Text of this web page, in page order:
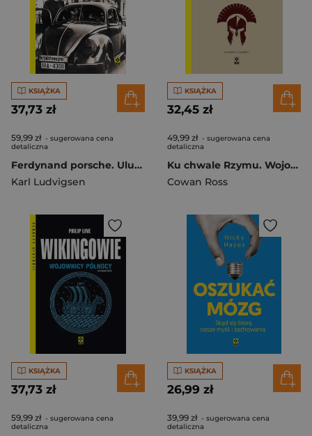
KSIĄŻKA
37,73 zł
59,99 zł - sugerowana cena
detaliczna
Ferdynand porsche. Ulubiony inżynier Hitlera wyd. 2026
Karl Ludvigsen
KSIĄŻKA
32,45 zł
49,99 zł - sugerowana cena
detaliczna
Ku chwale Rzymu. Wojownicy Imperium wyd. 2026
Cowan Ross
KSIĄŻKA
37,73 zł
59,99 zł - sugerowana cena
detaliczna
KSIĄŻKA
26,99 zł
39,99 zł - sugerowana cena
detaliczna